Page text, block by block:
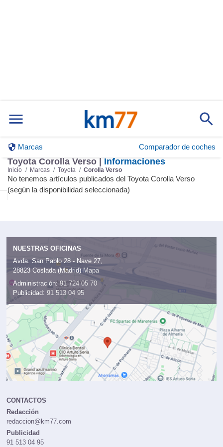
Marcas Comparador de coches
Inicio Marcas Toyota Corolla Verso
Toyota Corolla Verso | Informaciones
No tenemos artículos publicados del Toyota Corolla Verso
(según la disponibilidad seleccionada)
NUESTRAS OFICINAS
Avda. San Pablo 28 - Nave 27,
28823 Coslada (Madrid) Mapa
Administración: 91 724 05 70
Publicidad: 91 513 04 95
CONTACTOS
Redacción
redaccion@km77.com
Publicidad
91 513 04 95